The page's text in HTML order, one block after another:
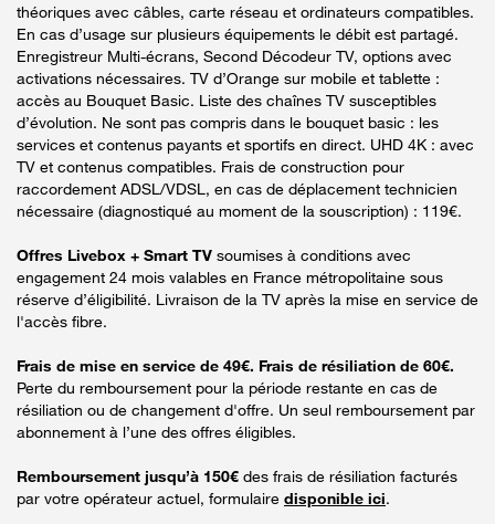
théoriques avec câbles, carte réseau et ordinateurs compatibles.
En cas d’usage sur plusieurs équipements le débit est partagé.
Enregistreur Multi-écrans, Second Décodeur TV, options avec
activations nécessaires. TV d’Orange sur mobile et tablette :
accès au Bouquet Basic. Liste des chaînes TV susceptibles
d’évolution. Ne sont pas compris dans le bouquet basic : les
services et contenus payants et sportifs en direct. UHD 4K : avec
TV et contenus compatibles. Frais de construction pour
raccordement ADSL/VDSL, en cas de déplacement technicien
nécessaire (diagnostiqué au moment de la souscription) : 119€.
Offres Livebox + Smart TV soumises à conditions avec
engagement 24 mois valables en France métropolitaine sous
réserve d’éligibilité. Livraison de la TV après la mise en service de
l'accès fibre.
Frais de mise en service de 49€. Frais de résiliation de 60€.
Perte du remboursement pour la période restante en cas de
résiliation ou de changement d'offre. Un seul remboursement par
abonnement à l’une des offres éligibles.
Remboursement jusqu’à 150€ des frais de résiliation facturés
par votre opérateur actuel, formulaire disponible ici.